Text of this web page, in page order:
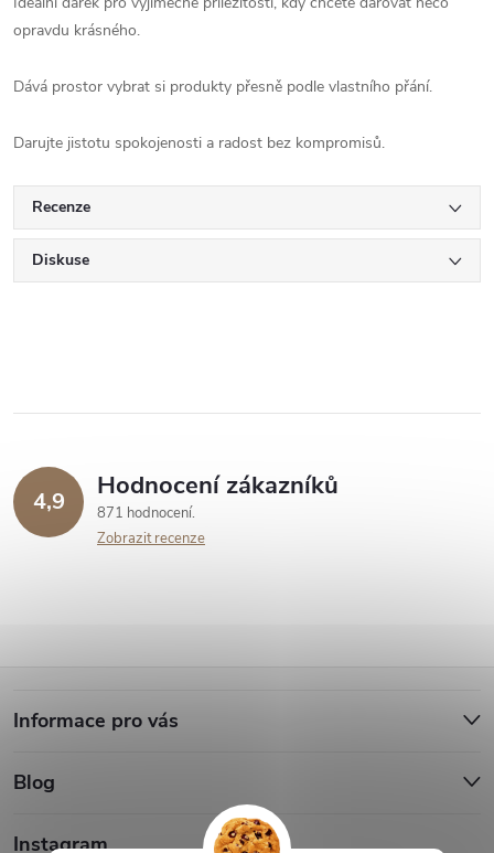
opravdu krásného.
Dává prostor vybrat si produkty přesně podle vlastního přání.
Darujte jistotu spokojenosti a radost bez kompromisů.
Recenze
Diskuse
4,9 Hodnocení zákazníků
871 hodnocení
Zobrazit recenze
á
p
Informace pro vás
Blog
Instagram